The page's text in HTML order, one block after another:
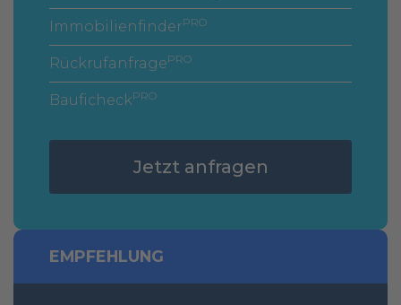
ImmobilienfinderPRO
RückrufanfragePRO
BauficheckPRO
Jetzt anfragen
EMPFEHLUNG